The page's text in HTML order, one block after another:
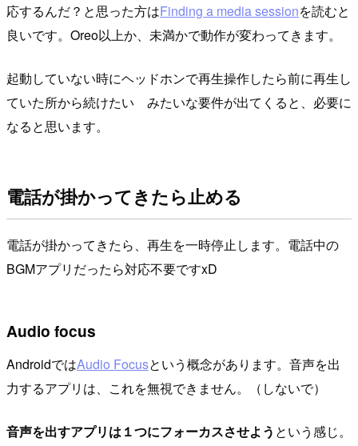
応するんだ？と思った方はFinding a media sessionを読むと
良いです。Oreo以上か、未満かで動作が変わってきます。
起動していない時にヘッドホンで再生操作したら前に再生し
ていた所から続けたい みたいな要件が出てくると、必要に
なると思います。
電話が掛かってきたら止める
電話が掛かってきたら、再生を一時停止します。電話中の
BGMアプリだったら対応不要ですxD
Audio focus
AndroidではAudio Focusという概念があります。音声を出
力するアプリは、これを無視できません。（しないで）
音声を出すアプリは１つにフォーカスさせよう という感じ。